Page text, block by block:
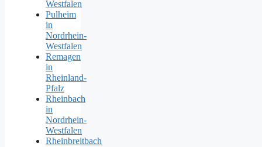
Westfalen
Pulheim
in
Nordrhein-
Westfalen
Remagen
in
Rheinland-
Pfalz
Rheinbach
in
Nordrhein-
Westfalen
Rheinbreitbach